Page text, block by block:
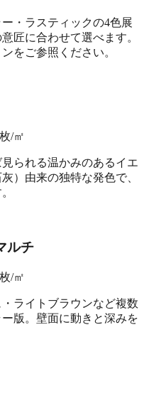
・ラスティックの4色展
匠に合わせて選べます。
をご参照ください。
/㎡
られる温かみのあるイエ
）由来の独特な発色で、
ルチ
/㎡
ライトブラウンなど複数
版。壁面に動きと深みを